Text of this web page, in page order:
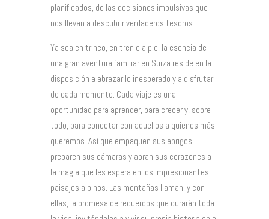
planificados, de las decisiones impulsivas que
nos llevan a descubrir verdaderos tesoros.
Ya sea en trineo, en tren o a pie, la esencia de
una gran aventura familiar en Suiza reside en la
disposición a abrazar lo inesperado y a disfrutar
de cada momento. Cada viaje es una
oportunidad para aprender, para crecer y, sobre
todo, para conectar con aquellos a quienes más
queremos. Así que empaquen sus abrigos,
preparen sus cámaras y abran sus corazones a
la magia que les espera en los impresionantes
paisajes alpinos. Las montañas llaman, y con
ellas, la promesa de recuerdos que durarán toda